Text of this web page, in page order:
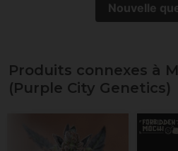
Nouvelle
Produits connexes à
(Purple City Genetics)